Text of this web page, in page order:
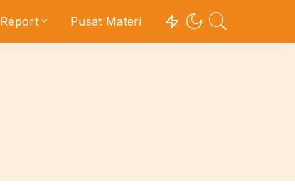
Report Pusat Materi